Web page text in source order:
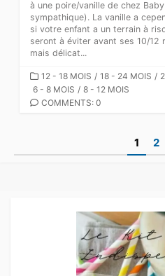
à une poire/vanille de chez
sympathique). La vanille a
si votre enfant a un terrain à
seront à éviter avant ses 10/12
mais délicat...
CATEGORIES
12 - 18 MOIS / 18 - 24 MOIS /
6 - 8 MOIS / 8 - 12 MOIS
COMMENTS: 0
des
1 2